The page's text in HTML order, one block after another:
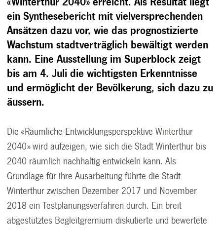
«Winterthur 2040» erreicht. Als Resultat liegt
ein Synthesebericht mit vielversprechenden
Ansätzen dazu vor, wie das prognostizierte
Wachstum stadtverträglich bewältigt werden
kann. Eine Ausstellung im Superblock zeigt
bis am 4. Juli die wichtigsten Erkenntnisse
und ermöglicht der Bevölkerung, sich dazu zu
äussern.
Die «Räumliche Entwicklungsperspektive Winterthur
2040» wird aufzeigen, wie sich die Stadt Winterthur bis
2040 räumlich nachhaltig entwickeln kann. Als
Grundlage für ihre Ausarbeitung führte die Stadt
Winterthur zwischen Dezember 2017 und November
2018 ein Testplanungsverfahren durch. Ein breit
abgestütztes Begleitgremium diskutierte und bewertete